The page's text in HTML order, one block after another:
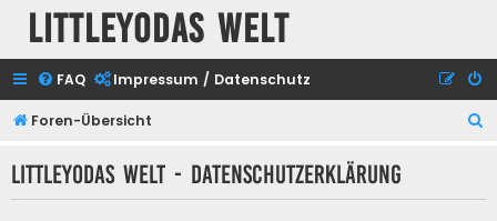
Littleyodas Welt
FAQ Impressum / Datenschutz
Foren-Übersicht
h
Littleyodas Welt - Datenschutzerklärung